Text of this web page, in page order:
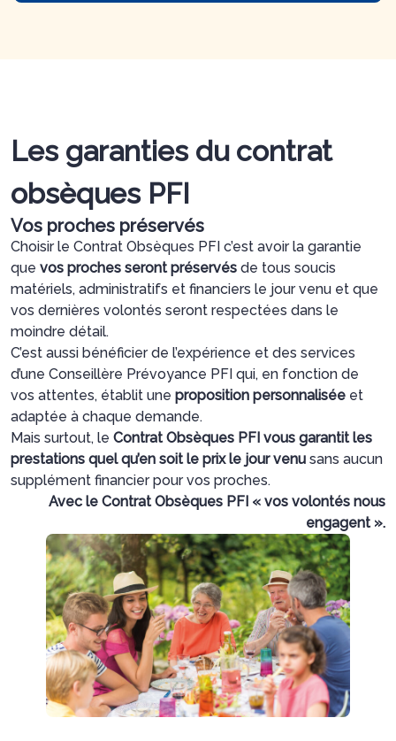
Les garanties du contrat
obsèques PFI
Vos proches préservés
Choisir le Contrat Obsèques PFI c’est avoir la garantie
que vos proches seront préservés de tous soucis
matériels, administratifs et financiers le jour venu et que
vos dernières volontés seront respectées dans le
moindre détail.
C’est aussi bénéficier de l’expérience et des services
d’une Conseillère Prévoyance PFI qui, en fonction de
vos attentes, établit une proposition personnalisée et
adaptée à chaque demande.
Mais surtout, le Contrat Obsèques PFI vous garantit les
prestations quel qu’en soit le prix le jour venu sans aucun
supplément financier pour vos proches.
Avec le Contrat Obsèques PFI « vos volontés nous
engagent ».